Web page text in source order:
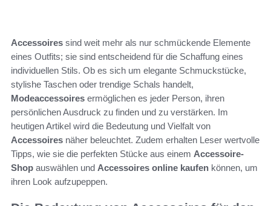
Accessoires sind weit mehr als nur schmückende Elemente
eines Outfits; sie sind entscheidend für die Schaffung eines
individuellen Stils. Ob es sich um elegante Schmuckstücke,
stylishe Taschen oder trendige Schals handelt,
Modeaccessoires ermöglichen es jeder Person, ihren
persönlichen Ausdruck zu finden und zu verstärken. Im
heutigen Artikel wird die Bedeutung und Vielfalt von
Accessoires näher beleuchtet. Zudem erhalten Leser wertvolle
Tipps, wie sie die perfekten Stücke aus einem Accessoire-
Shop auswählen und Accessoires online kaufen können, um
ihren Look aufzupeppen.